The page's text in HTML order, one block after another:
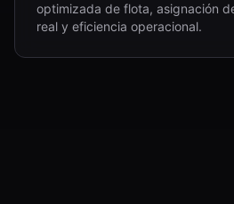
optimizada de flota, asignación
real y eficiencia operacional.